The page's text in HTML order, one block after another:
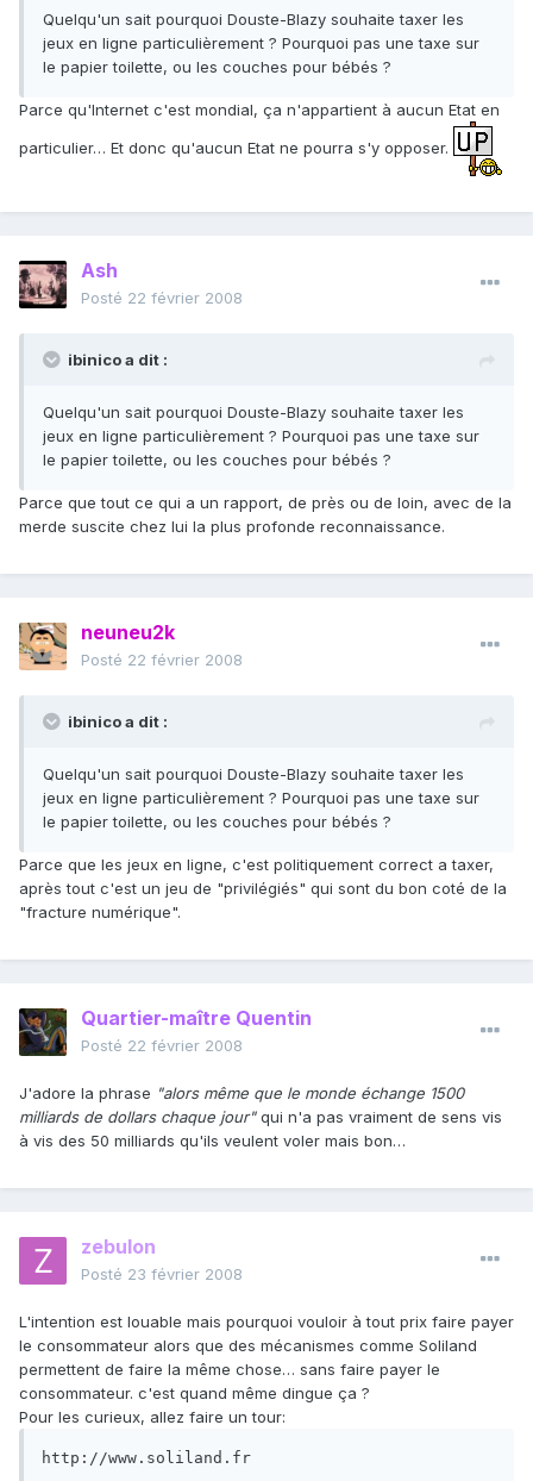
Quelqu'un sait pourquoi Douste-Blazy souhaite taxer les
jeux en ligne particulièrement ? Pourquoi pas une taxe sur
le papier toilette, ou les couches pour bébés ?
Parce qu'Internet c'est mondial, ça n'appartient à aucun Etat en
particulier… Et donc qu'aucun Etat ne pourra s'y opposer.
Ash
Posté 22 février 2008
ibinico a dit :
Quelqu'un sait pourquoi Douste-Blazy souhaite taxer les
jeux en ligne particulièrement ? Pourquoi pas une taxe sur
le papier toilette, ou les couches pour bébés ?
Parce que tout ce qui a un rapport, de près ou de loin, avec de la
merde suscite chez lui la plus profonde reconnaissance.
neuneu2k
Posté 22 février 2008
ibinico a dit :
Quelqu'un sait pourquoi Douste-Blazy souhaite taxer les
jeux en ligne particulièrement ? Pourquoi pas une taxe sur
le papier toilette, ou les couches pour bébés ?
Parce que les jeux en ligne, c'est politiquement correct a taxer,
après tout c'est un jeu de "privilégiés" qui sont du bon coté de la
"fracture numérique".
Quartier-maître Quentin
Posté 22 février 2008
J'adore la phrase "alors même que le monde échange 1500
milliards de dollars chaque jour"qui n'a pas vraiment de sens vis
à vis des 50 milliards qu'ils veulent voler mais bon…
zebulon
Posté 23 février 2008
L'intention est louable mais pourquoi vouloir à tout prix faire payer
le consommateur alors que des mécanismes comme Soliland
permettent de faire la même chose… sans faire payer le
consommateur. c'est quand même dingue ça ?
Pour les curieux, allez faire un tour:
http://www.soliland.fr